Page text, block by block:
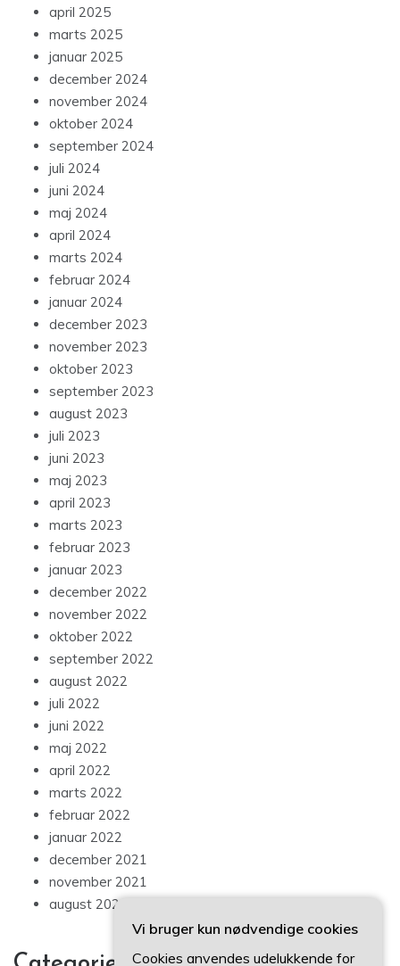
april 2025
marts 2025
januar 2025
december 2024
november 2024
oktober 2024
september 2024
juli 2024
juni 2024
maj 2024
april 2024
marts 2024
februar 2024
januar 2024
december 2023
november 2023
oktober 2023
september 2023
august 2023
juli 2023
juni 2023
maj 2023
april 2023
marts 2023
februar 2023
januar 2023
december 2022
november 2022
oktober 2022
september 2022
august 2022
juli 2022
juni 2022
maj 2022
april 2022
marts 2022
februar 2022
januar 2022
december 2021
november 2021
august 2021
Vi bruger kun nødvendige cookies
Cookies anvendes udelukkende for